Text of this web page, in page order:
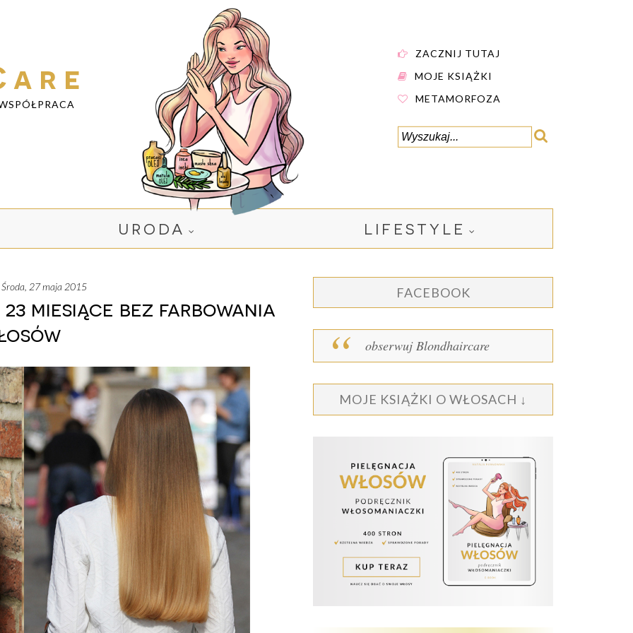
ZACZNIJ TUTAJ
MOJE KSIĄŻKI
METAMORFOZA
URODA LIFESTYLE
środa, 27 maja 2015
miesiące bez farbowania
FACEBOOK
obserwuj Blondhaircare
MOJE KSIĄŻKI O WŁOSACH ↓